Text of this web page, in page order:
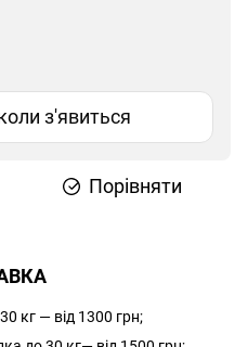
з'явиться
Порівняти
кг — від 1300 грн;